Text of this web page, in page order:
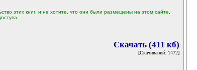
этих книг, и не хотите, что они были размещены на этом сайте,
Скачать (411 кб)
[Скачиваний: 1472]